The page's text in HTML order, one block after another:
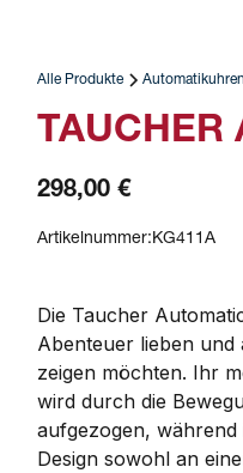
Alle Produkte Automatikuhren
TAUCHER
298,00 €
Artikelnummer:KG411A
Die Taucher
Abenteuer lieben und
zeigen möchten. Ihr
wird durch die
aufgezogen, während
Design sowohl an